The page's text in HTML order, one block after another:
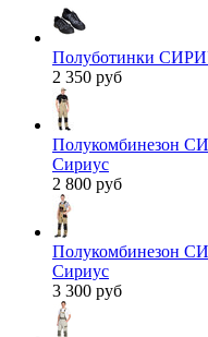
Полуботинки
2 350 руб
Полукомбинезон
Сириус
2 800 руб
Полукомбинезон
Сириус
3 300 руб